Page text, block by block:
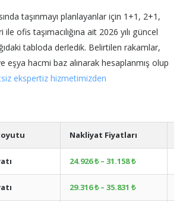
taşınmayı planlayanlar için 1+1, 2+1,
ofis taşımacılığına ait 2026 yılı güncel
tabloda derledik. Belirtilen rakamlar,
eşya hacmi baz alınarak hesaplanmış olup
ekspertiz hizmetimizden
Nakliyat Fiyatları
24.926 ₺ – 31.158 ₺
29.316 ₺ – 35.831 ₺